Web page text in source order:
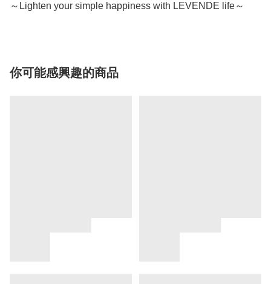
～Lighten your simple happiness with LEVENDE life～
你可能感興趣的商品